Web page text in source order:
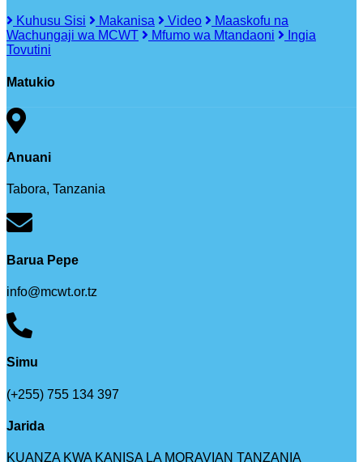
Kuhusu Sisi Makanisa Video
Maaskofu na
Wachungaji wa MCWT
Mfumo wa Mtandaoni
Ingia
Tovutini
Matukio
Anuani
Tabora, Tanzania
Barua Pepe
info@mcwt.or.tz
Simu
(+255) 755 134 397
Jarida
KUANZA KWA KANISA LA MORAVIAN TANZANIA